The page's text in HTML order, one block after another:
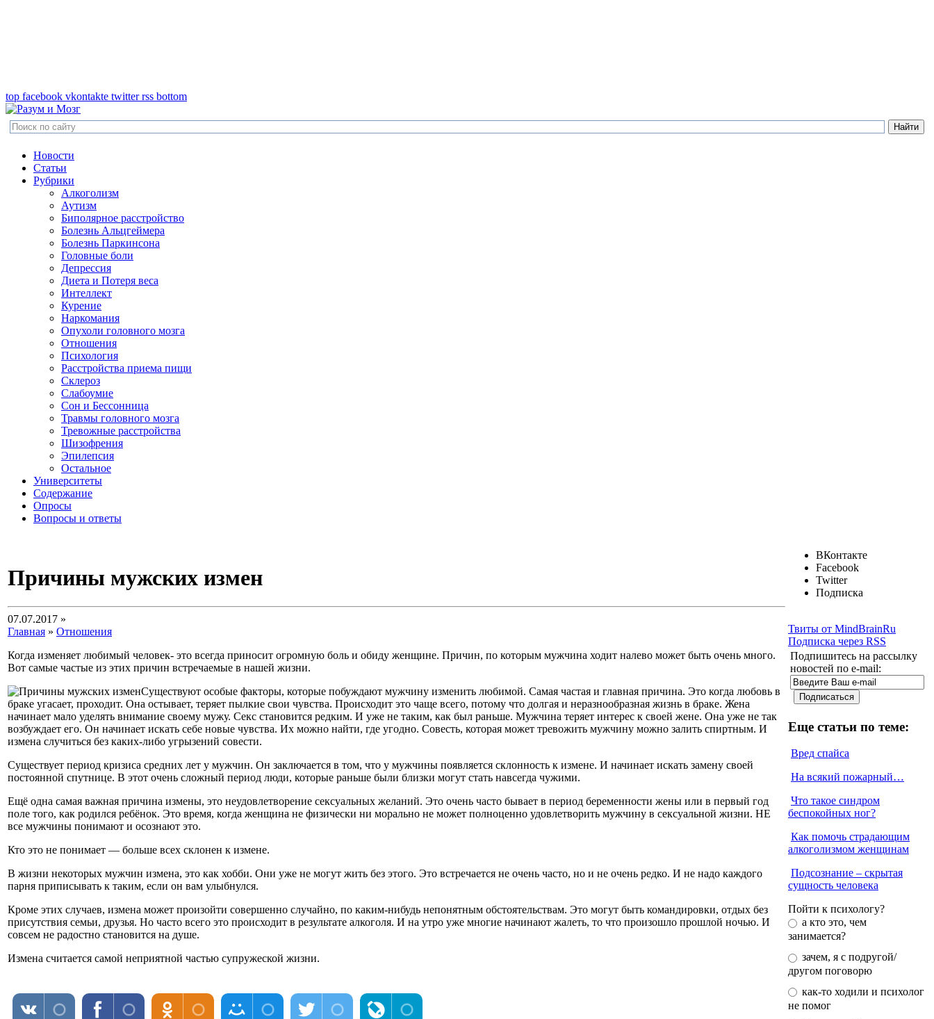
top facebook vkontakte twitter rss bottom
Новости
Статьи
Рубрики
Алкоголизм
Аутизм
Биполярное расстройство
Болезнь Альцгеймера
Болезнь Паркинсона
Головные боли
Депрессия
Диета и Потеря веса
Интеллект
Курение
Наркомания
Опухоли головного мозга
Отношения
Психология
Расстройства приема пищи
Склероз
Слабоумие
Сон и Бессонница
Травмы головного мозга
Тревожные расстройства
Шизофрения
Эпилепсия
Остальное
Университеты
Содержание
Опросы
Вопросы и ответы
Причины мужских измен
07.07.2017 »
Главная » Отношения
Когда изменяет любимый человек- это всегда приносит огромную боль и обиду женщине. Причин, по которым мужчина ходит налево может быть очень много.
Вот самые частые из этих причин встречаемые в нашей жизни.
Существуют особые факторы, которые побуждают мужчину изменить любимой. Самая частая и главная причина. Это когда любовь в
браке угасает, проходит. Она остывает, теряет пылкие свои чувства. Происходит это чаще всего, потому что долгая и неразнообразная жизнь в браке. Жена
начинает мало уделять внимание своему мужу. Секс становится редким. И уже не таким, как был раньше. Мужчина теряет интерес к своей жене. Она уже не так
возбуждает его. Он начинает искать себе новые чувства. Их можно найти, где угодно. Совесть, которая может тревожить мужчину можно залить спиртным. И
измена случиться без каких-либо угрызений совести.
Существует период кризиса средних лет у мужчин. Он заключается в том, что у мужчины появляется склонность к измене. И начинает искать замену своей
постоянной спутнице. В этот очень сложный период люди, которые раньше были близки могут стать навсегда чужими.
Ещё одна самая важная причина измены, это неудовлетворение сексуальных желаний. Это очень часто бывает в период беременности жены или в первый год
поле того, как родился ребёнок. Это время, когда женщина не физически ни морально не может полноценно удовлетворить мужчину в сексуальной жизни. НЕ
все мужчины понимают и осознают это.
Кто это не понимает — больше всех склонен к измене.
В жизни некоторых мужчин измена, это как хобби. Они уже не могут жить без этого. Это встречается не очень часто, но и не очень редко. И не надо каждого
парня приписывать к таким, если он вам улыбнулся.
Кроме этих случаев, измена может произойти совершенно случайно, по каким-нибудь непонятным обстоятельствам. Это могут быть командировки, отдых без
присутствия семьи, друзья. Но часто всего это происходит в результате алкоголя. И на утро уже многие начинают жалеть, то что произошло прошлой ночью. И
совсем не радостно становится на душе.
Измена считается самой неприятной частью супружеской жизни.
ВКонтакте
Facebook
Twitter
Подписка
Твиты от MindBrainRu
Подписка через RSS
Подпишитесь на рассылку
новостей по e-mail:
Еще статьи по теме:
Вред спайса
На всякий пожарный…
Что такое синдром
беспокойных ног?
Как помочь страдающим
алкоголизмом женщинам
Подсознание – скрытая
сущность человека
Пойти к психологу?
а кто это, чем
занимается?
зачем, я с подругой/
другом поговорю
как-то ходили и психолог
не помог